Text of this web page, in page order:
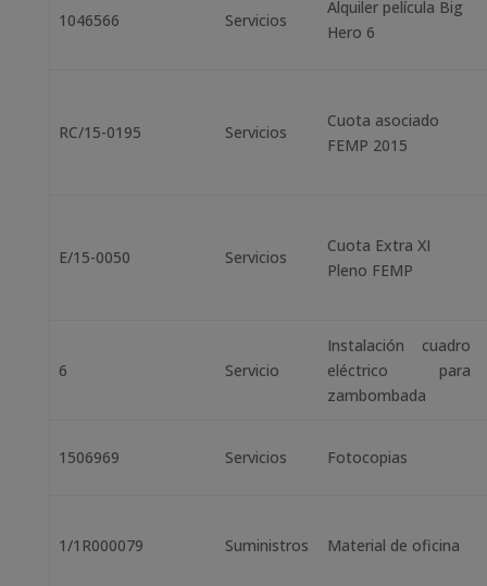
1046566 Servicios
Alquiler película Big
Hero 6
RC/15-0195 Servicios
Cuota asociado
FEMP 2015
E/15-0050 Servicios
Cuota Extra XI
Pleno FEMP
6 Servicio
Instalación cuadro
eléctrico para
zambombada
1506969 Servicios Fotocopias
1/1R000079 Suministros Material de oficina